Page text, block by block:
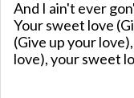
And I ain't ever
Your sweet love
(Give up your
love), your sweet